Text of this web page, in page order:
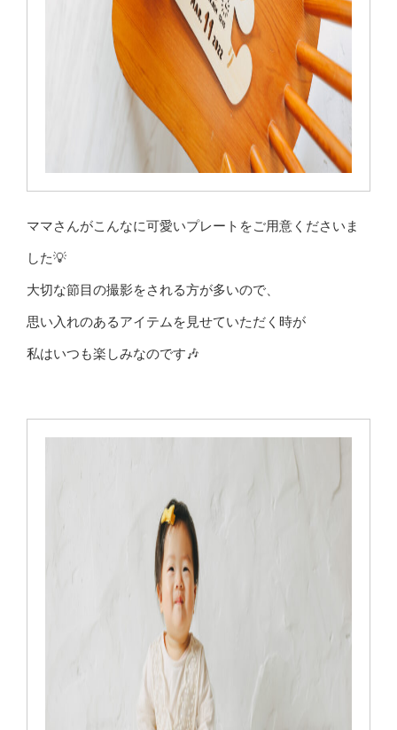
ママさんがこんなに可愛いプレートをご用意くださいま
した💡
大切な節目の撮影をされる方が多いので、
思い入れのあるアイテムを見せていただく時が
私はいつも楽しみなのです🎶